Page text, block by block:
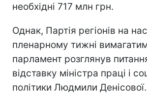
необхідні 717 млн грн.
Однак, Партія регіонів на
пленарному тижні
парламент розглянув
відставку міністра праці і
політики Людмили